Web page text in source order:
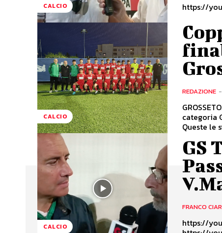
CALCIO https://
CALCIO
REDAZIONE -
categoria
Queste le
CALCIO
GS
FRANCO
https://youtu.be/